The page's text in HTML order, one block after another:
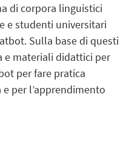
di corpora linguistici
e studenti universitari
Sulla base di questi
e materiali didattici per
per fare pratica
per l’apprendimento